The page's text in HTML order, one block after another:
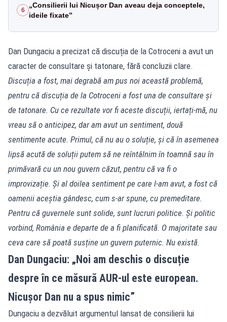
6
„Consilierii lui Nicușor Dan aveau deja conceptele,
ideile fixate”
Dan Dungaciu a precizat că discuția de la Cotroceni a avut un
caracter de consultare și tatonare, fără concluzii clare.
Discuția a fost, mai degrabă am pus noi această problemă,
pentru că discuția de la Cotroceni a fost una de consultare și
de tatonare. Cu ce rezultate vor fi aceste discuții, iertați-mă, nu
vreau să o anticipez, dar am avut un sentiment, două
sentimente acute. Primul, că nu au o soluție, și că în asemenea
lipsă acută de soluții putem să ne reîntâlnim în toamnă sau în
primăvară cu un nou guvern căzut, pentru că va fi o
improvizație. Și al doilea sentiment pe care l-am avut, a fost că
oamenii aceștia gândesc, cum s-ar spune, cu premeditare.
Pentru că guvernele sunt solide, sunt lucruri politice. Și politic
vorbind, România e departe de a fi planificată. O majoritate sau
ceva care să poată susține un guvern puternic. Nu există.
Dan Dungaciu: „Noi am deschis o discuție
despre în ce măsură AUR-ul este european.
Nicușor Dan nu a spus nimic”
Dungaciu a dezvăluit argumentul lansat de consilierii lui